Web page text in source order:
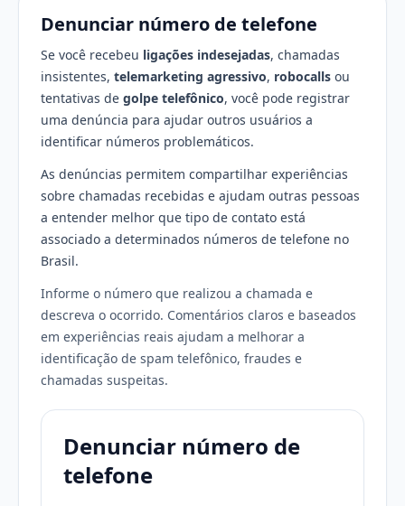
Denunciar número de telefone
Se você recebeu ligações indesejadas, chamadas
insistentes, telemarketing agressivo, robocalls ou
tentativas de golpe telefônico, você pode registrar
uma denúncia para ajudar outros usuários a
identificar números problemáticos.
As denúncias permitem compartilhar experiências
sobre chamadas recebidas e ajudam outras pessoas
a entender melhor que tipo de contato está
associado a determinados números de telefone no
Brasil.
Informe o número que realizou a chamada e
descreva o ocorrido. Comentários claros e baseados
em experiências reais ajudam a melhorar a
identificação de spam telefônico, fraudes e
chamadas suspeitas.
Denunciar número de
telefone